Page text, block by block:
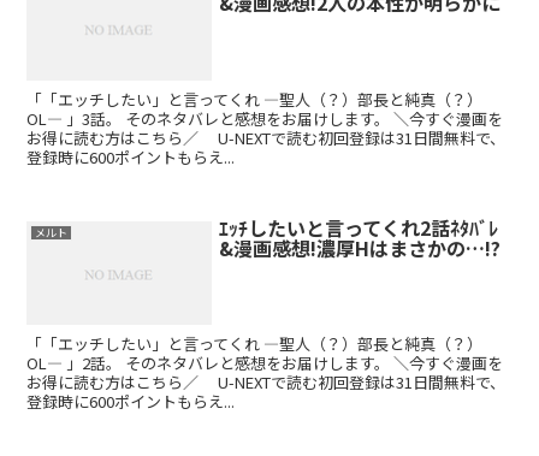
「「エッチしたい」と言ってくれ ―聖人（？）部長と純真（？）
OL― 」3話。 そのネタバレと感想をお届けします。 ＼今すぐ漫画を
お得に読む方はこちら／ U-NEXTで読む初回登録は31日間無料で、
登録時に600ポイントもらえ...
メルト ｴｯﾁしたいと言ってくれ2話ﾈﾀﾊﾞﾚ
&漫画感想!濃厚Hはまさかの…!?
「「エッチしたい」と言ってくれ ―聖人（？）部長と純真（？）
OL― 」2話。 そのネタバレと感想をお届けします。 ＼今すぐ漫画を
お得に読む方はこちら／ U-NEXTで読む初回登録は31日間無料で、
登録時に600ポイントもらえ...